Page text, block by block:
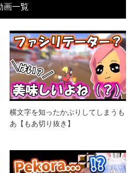
画一覧
横文字を知ったかぶりしてしまうも
あ【もあ切り抜き】